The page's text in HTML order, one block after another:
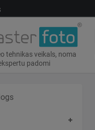
tehnikas veikals, noma
padomi